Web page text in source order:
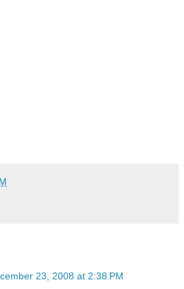
23, 2008 at 2:38 PM